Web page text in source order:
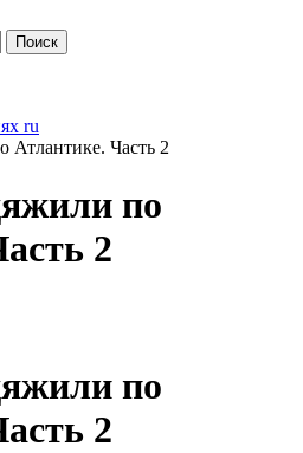
ru
Часть 2
по
2
по
2